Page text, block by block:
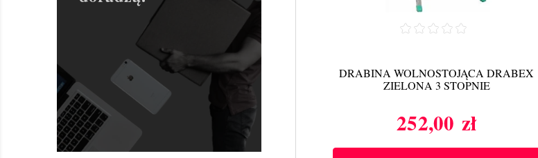
DRABINA WOLNOSTOJĄCA DRABEX
ZIELONA 3 STOPNIE
Cena
252,00 zł